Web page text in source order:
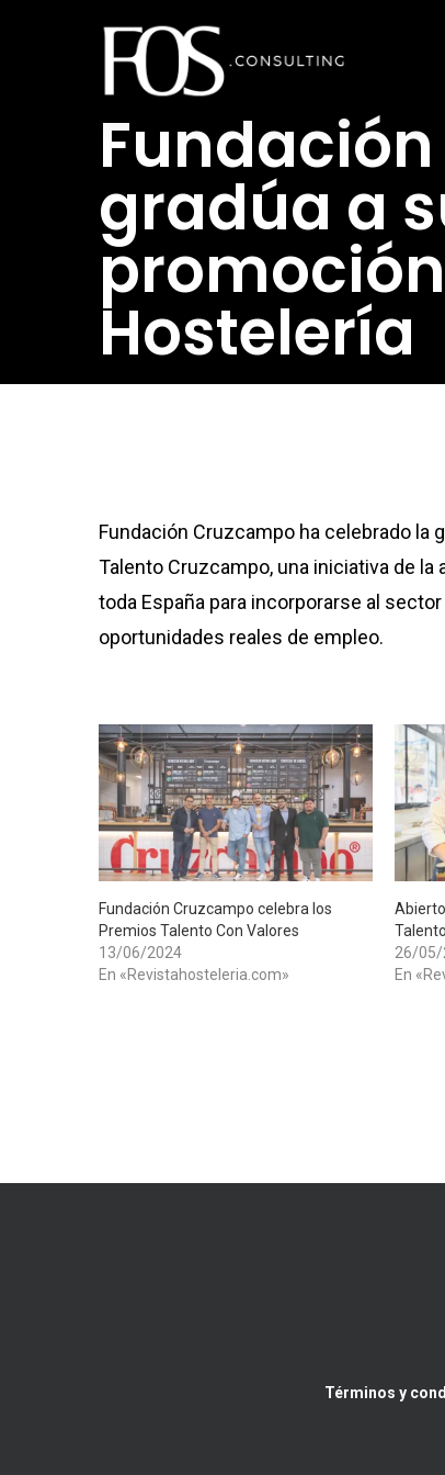
gradúa a
Hostelería
Revistahosteleria.com
Fundación Cruzcampo ha celebrado la
Talento Cruzcampo, una iniciativa de
toda España para incorporarse al
oportunidades reales de empleo.
Fundación Cruzcampo celebra los
Premios Talento Con Valores
13/06/2024
En «Revistahosteleria.com»
26/05/
En
Términos y